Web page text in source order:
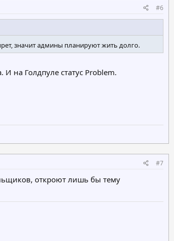
#6
значит админы планируют жить долго.
И на Голдпуле статус Problem.
#7
откроют лишь бы тему